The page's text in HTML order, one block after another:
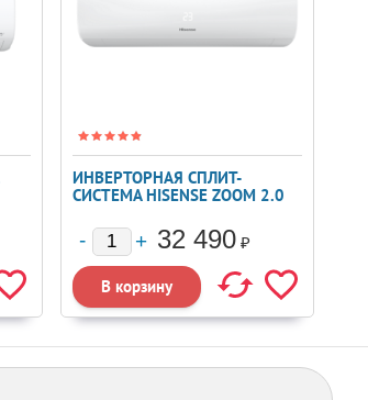
ИНВЕРТОРНАЯ СПЛИТ-
СИСТЕМА HISENSE ZOOM 2.0
09UW4RYRKB0632 490 ₽